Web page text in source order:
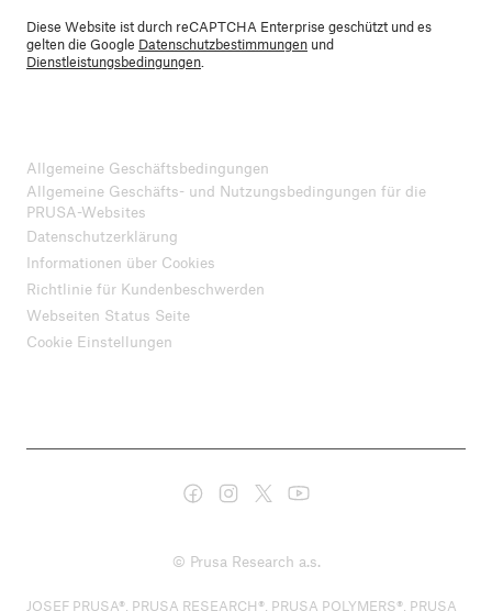
Diese Website ist durch reCAPTCHA Enterprise geschützt und es
gelten die Google Datenschutzbestimmungen und
Dienstleistungsbedingungen
Allgemeine Geschäftsbedingungen
Allgemeine Geschäfts- und Nutzungsbedingungen für die
PRUSA-Websites
Datenschutzerklärung
Informationen über Cookies
Richtlinie für Kundenbeschwerden
Webseiten Status Seite
Cookie Einstellungen
© Prusa Research a.s.
JOSEF PRUSA®, PRUSA RESEARCH®, PRUSA POLYMERS®, PRUSA